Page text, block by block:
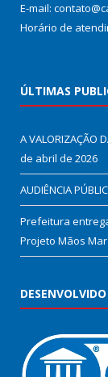
E-mail:
Horário de
ÚLTIMAS
A VALORIZAÇÃO
de abril de 2026
AUDIÊNCIA
Prefeitura
Projeto Mãos